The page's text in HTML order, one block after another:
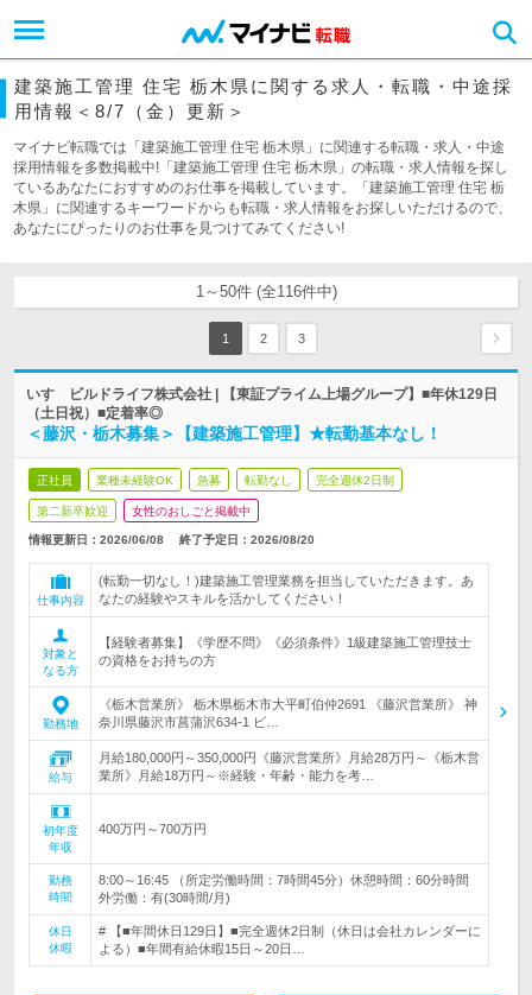
建築施工管理 住宅 栃木県に関する求人・転職・中途採
用情報＜8/7（金）更新＞
マイナビ転職では「建築施工管理 住宅 栃木県」に関連する転職・求人・中途
採用情報を多数掲載中!「建築施工管理 住宅 栃木県」の転職・求人情報を探し
ているあなたにおすすめのお仕事を掲載しています。「建築施工管理 住宅 栃
木県」に関連するキーワードからも転職・求人情報をお探しいただけるので、
あなたにぴったりのお仕事を見つけてみてください!
1～50件 (全116件中)
1 2 3
いすゞビルドライフ株式会社 | 【東証プライム上場グループ】■年休129日
（土日祝）■定着率◎
＜藤沢・栃木募集＞【建築施工管理】★転勤基本なし！
正社員 業種未経験OK 急募 転勤なし 完全週休2日制
第二新卒歓迎 女性のおしごと掲載中
情報更新日：2026/06/08 終了予定日： 2026/08/20
仕事内容
(転勤一切なし！)建築施工管理業務を担当していただきます。あ
なたの経験やスキルを活かしてください！
対象と
なる方
【経験者募集】《学歴不問》《必須条件》1級建築施工管理技士
の資格をお持ちの方
勤務地
《栃木営業所》 栃木県栃木市大平町伯仲2691 《藤沢営業所》 神
奈川県藤沢市菖蒲沢634-1 ビ…
給与
月給180,000円～350,000円《藤沢営業所》月給28万円～《栃木営
業所》月給18万円～※経験・年齢・能力を考…
初年度
年収
400万円～700万円
勤務
時間
8:00～16:45 （所定労働時間：7時間45分）休憩時間：60分時間
外労働：有(30時間/月)
休日
休暇
# 【■年間休日129日】■完全週休2日制（休日は会社カレンダーに
よる）■年間有給休暇15日～20日…